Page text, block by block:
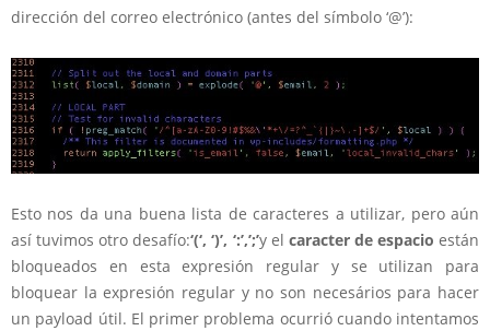
dirección del correo electrónico (antes del símbolo ‘@’):
Esto nos da una buena lista de caracteres a utilizar, pero aún
así tuvimos otro desafío:‘(‘, ‘)’, ‘:’,’;’y el caracter de espacio están
bloqueados en esta expresión regular y se utilizan para
bloquear la expresión regular y no son necesários para hacer
un payload útil. El primer problema ocurrió cuando intentamos